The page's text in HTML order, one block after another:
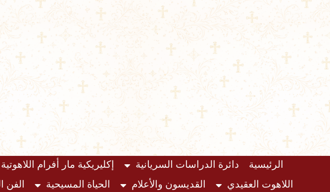
الرئيسية دائرة الدراسات السريانية إكليريكية مار أفرام اللاهوتية
اللاهوت العقيدي
القديسون والأعلام الحياة المسيحية الفن